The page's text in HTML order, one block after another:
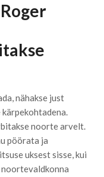
nähakse just
noorte arvelt.
pöörata ja
uksest sisse, kui
noortevaldkonna